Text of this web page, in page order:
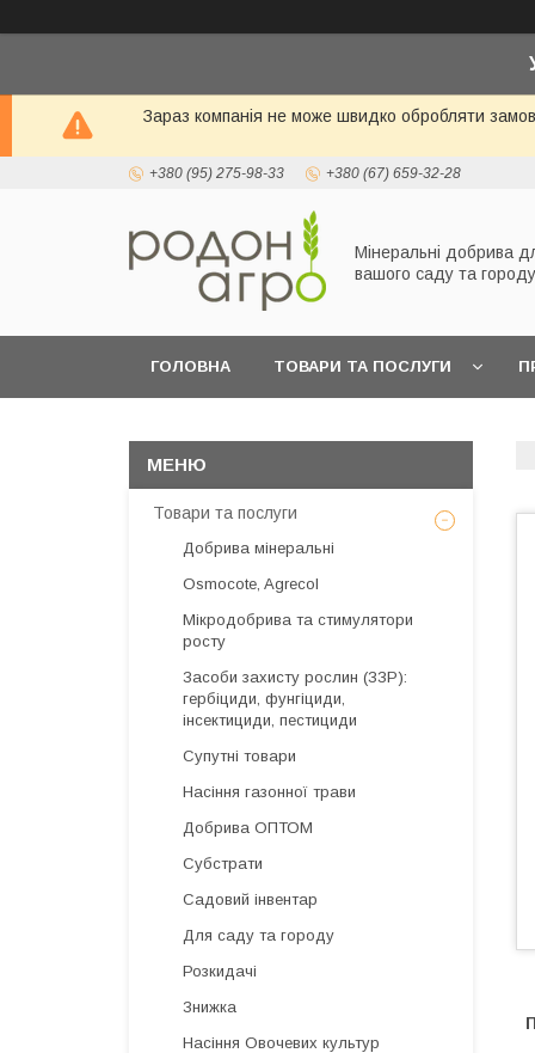
Зараз компанія не може швидко обробляти
+380 (95) 275-98-33 +380 (67) 659-32-28
Мінеральні добрива
вашого саду та городу
ГОЛОВНА ТОВАРИ ТА ПОСЛУГИ
Товари та послуги
Добрива мінеральні
Osmocote, Agrecol
Мікродобрива та стимулятори
росту
Засоби захисту рослин (ЗЗР):
гербіциди, фунгіциди,
інсектициди, пестициди
Супутні товари
Насіння газонної трави
Добрива ОПТОМ
Субстрати
Садовий інвентар
Для саду та городу
Розкидачі
Знижка
Насіння Овочевих культур